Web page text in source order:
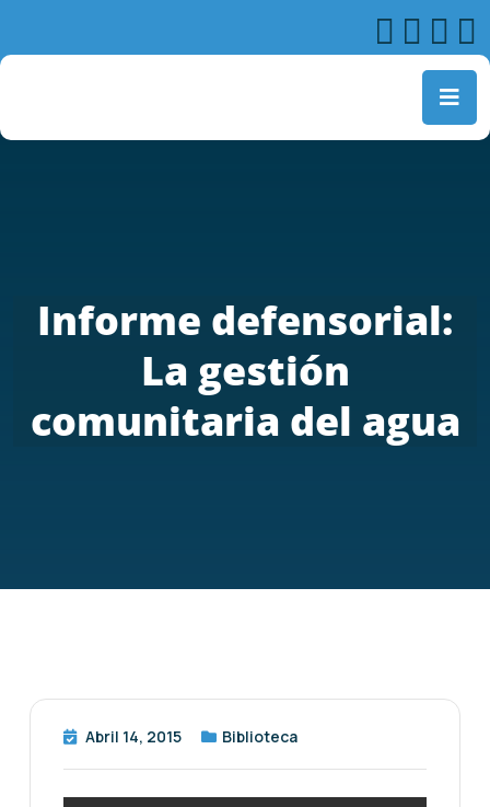
Informe defensorial:
La gestión
comunitaria del agua
Abril 14, 2015 Biblioteca